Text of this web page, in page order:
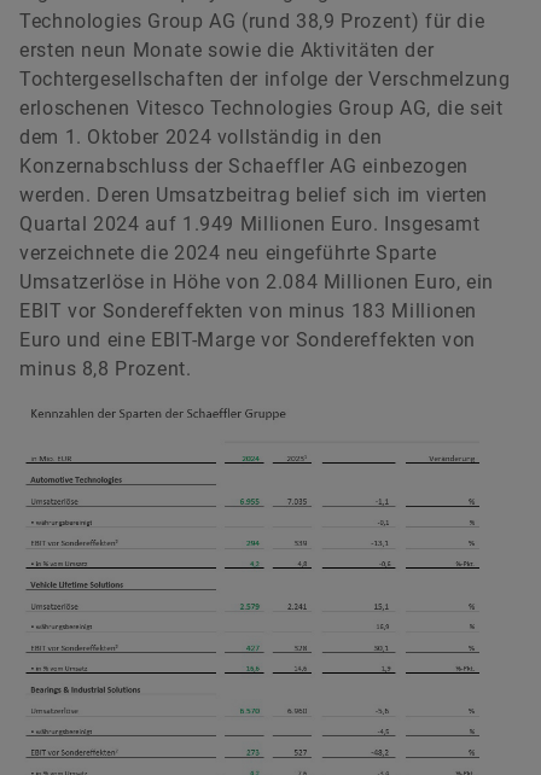
Technologies Group AG (rund 38,9 Prozent) für die
ersten neun Monate sowie die Aktivitäten der
Tochtergesellschaften der infolge der Verschmelzung
erloschenen Vitesco Technologies Group AG, die seit
dem 1. Oktober 2024 vollständig in den
Konzernabschluss der Schaeffler AG einbezogen
werden. Deren Umsatzbeitrag belief sich im vierten
Quartal 2024 auf 1.949 Millionen Euro. Insgesamt
verzeichnete die 2024 neu eingeführte Sparte
Umsatzerlöse in Höhe von 2.084 Millionen Euro, ein
EBIT vor Sondereffekten von minus 183 Millionen
Euro und eine EBIT-Marge vor Sondereffekten von
minus 8,8 Prozent.